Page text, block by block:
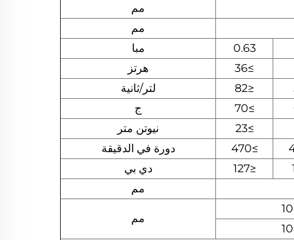
مم
مم
0.63
مبا
≥36
هرتز
≤82
لتر/ثانية
≥70
ج
≥23
نيوتن متر
≥470
دورة في الدقيقة
≤127
دي بي
مم
مم